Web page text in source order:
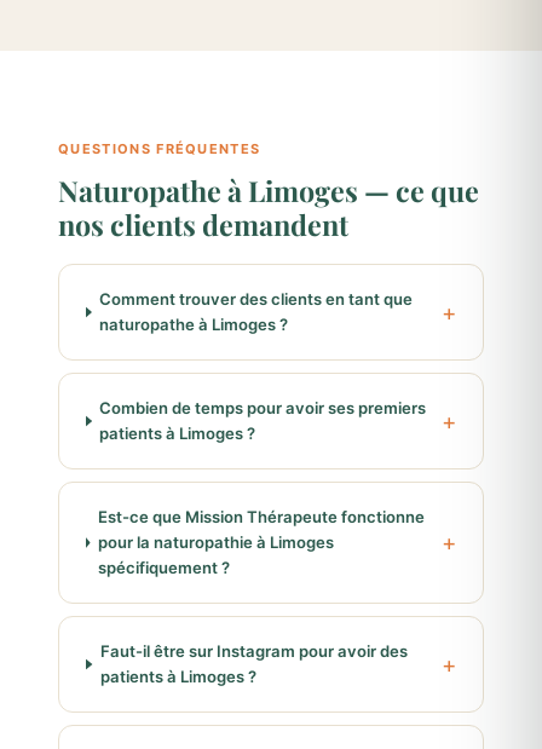
QUESTIONS FRÉQUENTES
Naturopathe à Limoges — ce que
nos clients demandent
Comment trouver des clients en tant que
naturopathe à Limoges ?
Combien de temps pour avoir ses premiers
patients à Limoges ?
Est-ce que Mission Thérapeute fonctionne
pour la naturopathie à Limoges
spécifiquement ?
Faut-il être sur Instagram pour avoir des
patients à Limoges ?